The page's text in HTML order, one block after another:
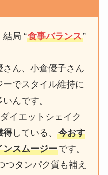
局 “食事バランス”
ん、小倉優子さん
でスタイル維持に
んです。
イエットシェイク
得している、今おす
ンスムージーです。
つタンパク質も補え